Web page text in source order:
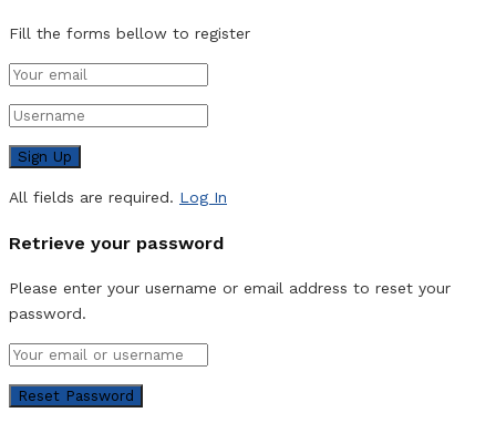
Fill the forms bellow to register
All fields are required. Log In
Retrieve your password
Please enter your username or email address to reset your
password.